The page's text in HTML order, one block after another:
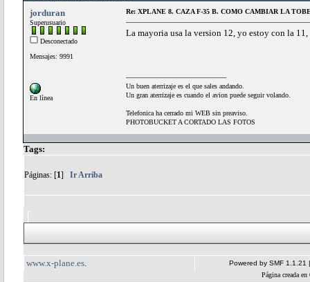
jorduran
Superusuario
Desconectado
Mensajes: 9991
En línea
Re: XPLANE 8. CAZA F-35 B. COMO CAMBIAR LA
La mayoria usa la version 12, yo estoy con la
Un buen aterrizaje es el que sales andando.
Un gran aterrizaje es cuando el avion puede seguir volando.
Telefonica ha cerrado mi WEB sin preaviso.
PHOTOBUCKET A CORTADO LAS FOTOS
Tags:
Páginas: [1] Ir Arriba
www.x-plane.es Powered by SMF 1.1.21
Página creada